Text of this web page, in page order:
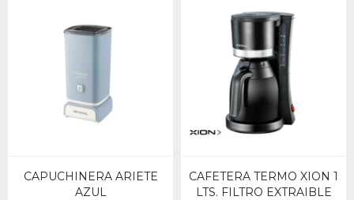
CAPUCHINERA ARIETE
AZUL
CAFETERA TERMO XION 1
LTS. FILTRO EXTRAIBLE